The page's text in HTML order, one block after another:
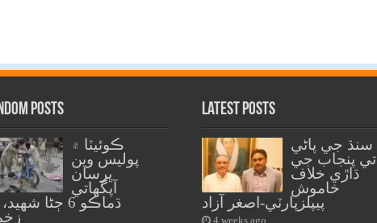
Posts
ڪوئيٽا ۾
پوليس وين
ڀرسان
آپگهاتي
Latest Posts
سنڌ جي پاڻي
تي پنجاب جي
ڌاڙي خلاف
خاموش
پيپلزپارٽي-اصغر آزاد
4 weeks ago